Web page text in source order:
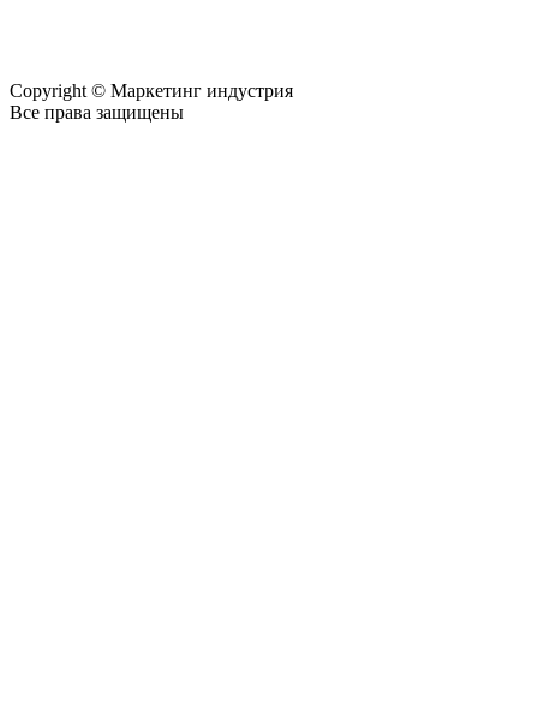
Copyright © Маркетинг индустрия
Все права защищены